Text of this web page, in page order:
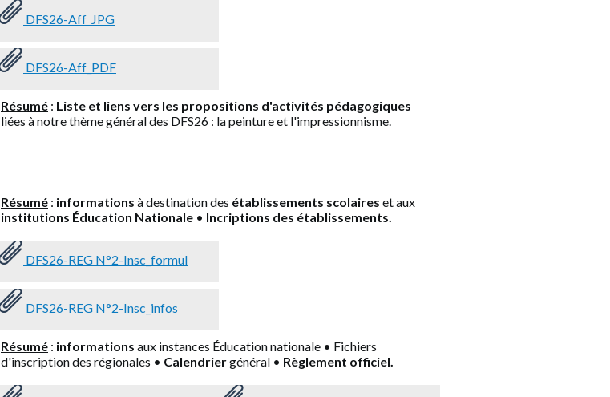
DFS26-Aff_JPG
DFS26-Aff_PDF
Résumé : Liste et liens vers les propositions d'activités pédagogiques
liées à notre thème général des DFS26 : la peinture et l'impressionnisme.
Résumé : informations à destination des établissements scolaires et aux
institutions Éducation Nationale • Incriptions des établissements.
DFS26-REG N°2-Insc_formul
DFS26-REG N°2-Insc_infos
Résumé : informations aux instances Éducation nationale • Fichiers
d'inscription des régionales • Calendriergénéral • Règlement officiel.